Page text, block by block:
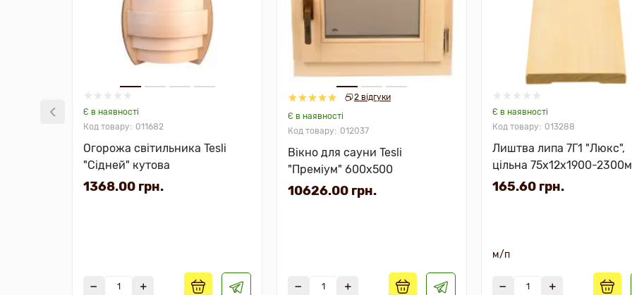
Є в наявності
011682
Огорожа світильника Tesli
"Сідней" кутова
1368.00 грн.
2 відгуки
Є в наявності
012037
Вікно для сауни Tesli
"Преміум" 600х500
10626.00 грн.
Є в наявності
013288
Лиштва липа 7Г1 "Люкс",
цільна 75х12х1900-
165.60 грн.
м/п